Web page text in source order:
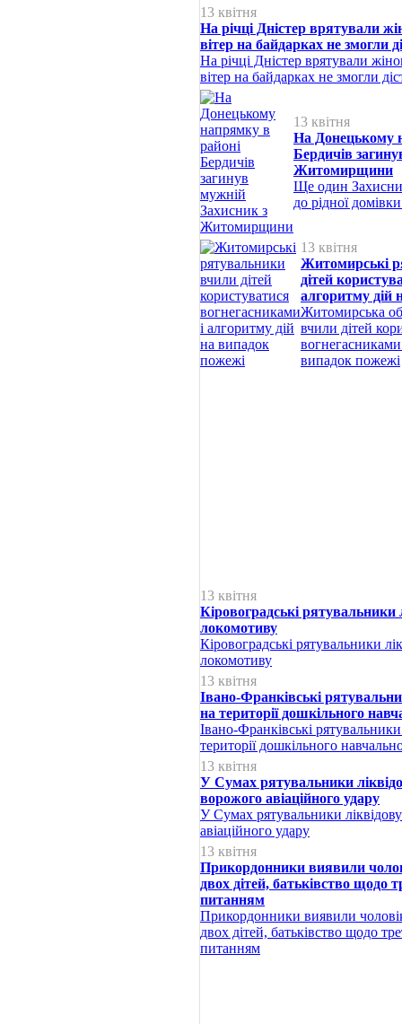
13 квітня
На річці Дністер врятували
вітер на байдарках не змогли
На річці Дністер врятували
вітер на байдарках не змогли
13 квітня
На Донецькому
Бердичів
Житомирщини
Ще один
до рідної
13 квітня
Житомирські
дітей
алгоритму дій
Житомирська
вчили дітей
випадок пожежі
13 квітня
Кіровоградські
локомотиву
Кіровоградські рятувальники
локомотиву
13 квітня
Івано-Франківські
на території дошкільного
Івано-Франківські
території дошкільного
13 квітня
У Сумах рятувальники
ворожого авіаційного удару
У Сумах рятувальники
авіаційного удару
13 квітня
Прикордонники виявили
двох дітей, батьківство щодо
питанням
Прикордонники виявили
двох дітей, батьківство щодо
питанням